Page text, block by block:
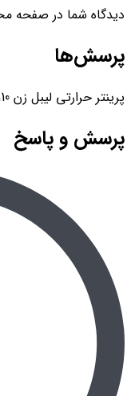
دیدگاه شما در صفحه
پرسش‌ها
پرینتر حرارتی لیبل زن Phomemo M110
پرسش و پاسخ